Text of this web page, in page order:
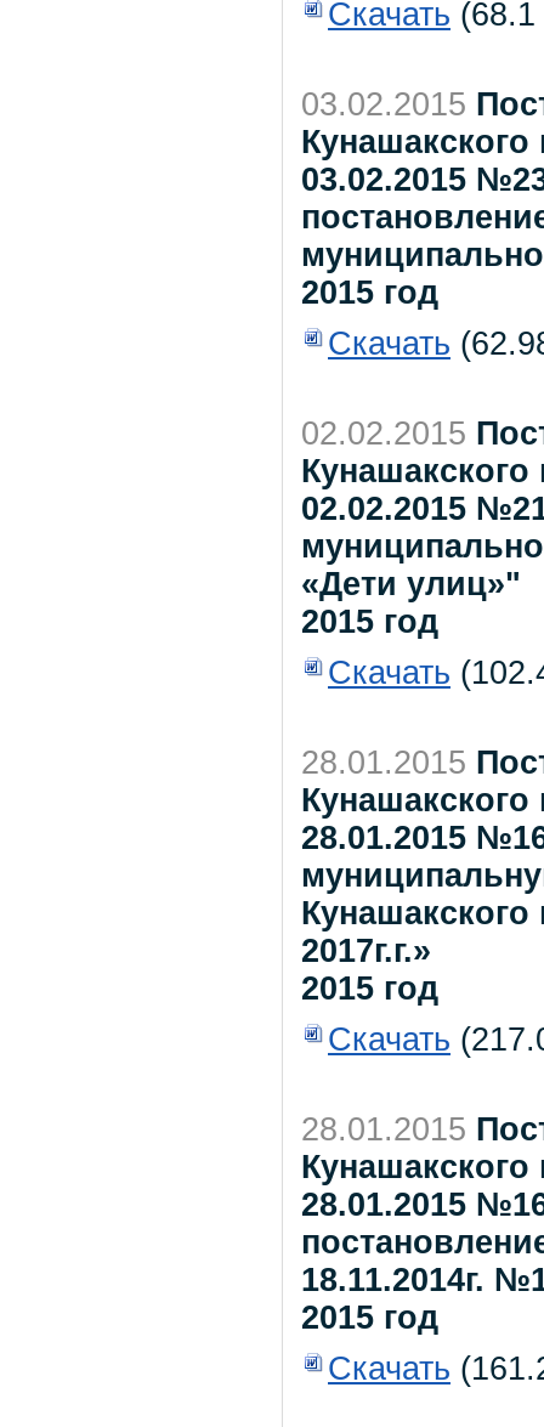
Скачать
03.02.2015
03.02.2015
2015 год
Скачать
02.02.2015
02.02.2015
«Дети улиц»"
2015 год
Скачать
28.01.2015
28.01.2015
2017г.г.»
2015 год
Скачать
28.01.2015
28.01.2015
18.11.2014г.
2015 год
Скачать